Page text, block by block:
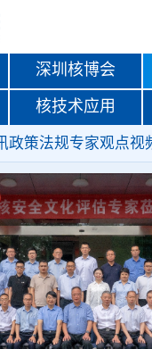
深圳核博会
核技术应用
政策法规专家观点视